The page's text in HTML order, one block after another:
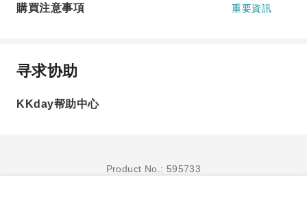
購買注意事項 重要資訊
寻求协助
KKday帮助中心
Product No.: 595733